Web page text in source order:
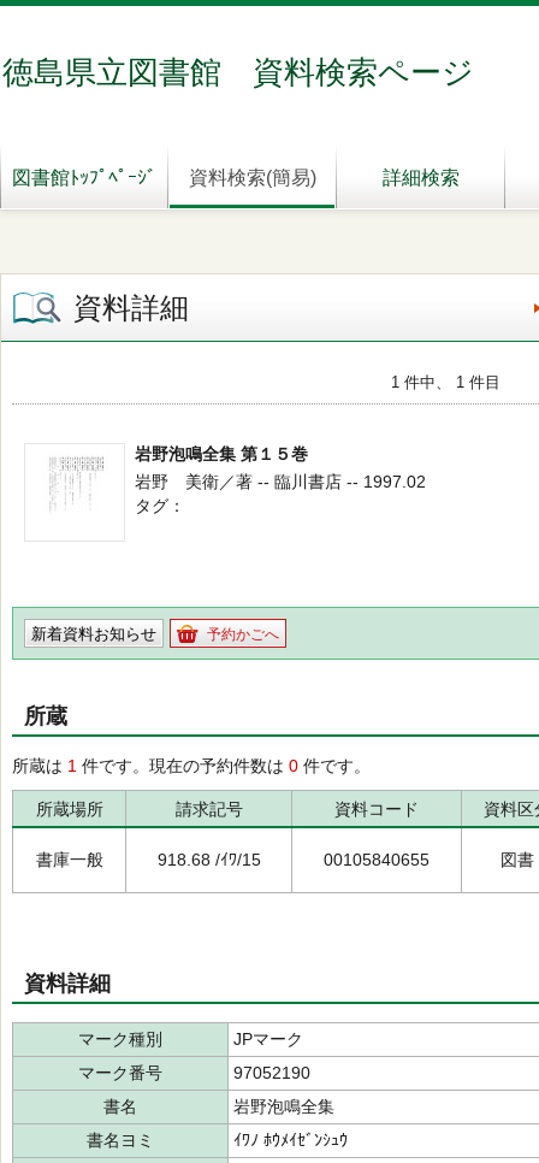
徳島県立図書館 資料検索ページ
図書館ﾄｯﾌﾟﾍﾟｰｼﾞ 資料検索(簡易) 詳細検索
資料詳細
1 件中、 1 件目
岩野泡鳴全集 第１５巻
岩野 美衛／著 -- 臨川書店 -- 1997.02
タグ
新着資料お知らせ 予約かごへ
所蔵
所蔵は 1 件です。現在の予約件数は 0 件です。
所蔵場所 請求記号 資料コード 資料区
書庫一般 918.68 /ｲﾜ/15 00105840655 図書
資料詳細
マーク種別
JPマーク
マーク番号
97052190
書名
岩野泡鳴全集
書名ヨミ
ｲﾜﾉ ﾎｳﾒｲｾﾞﾝｼｭｳ